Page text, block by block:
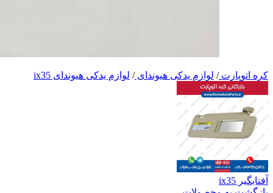
کره اتوپارت/ لوازم یدکی هیوندای/ لوازم یدکی هیوندای ix35
آفتابگیر ix35